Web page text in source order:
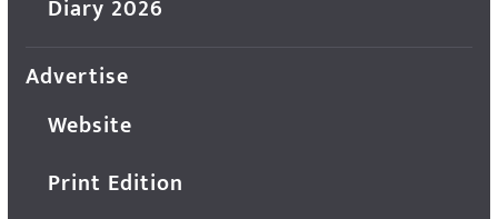
Diary 2026
Advertise
Website
Print Edition